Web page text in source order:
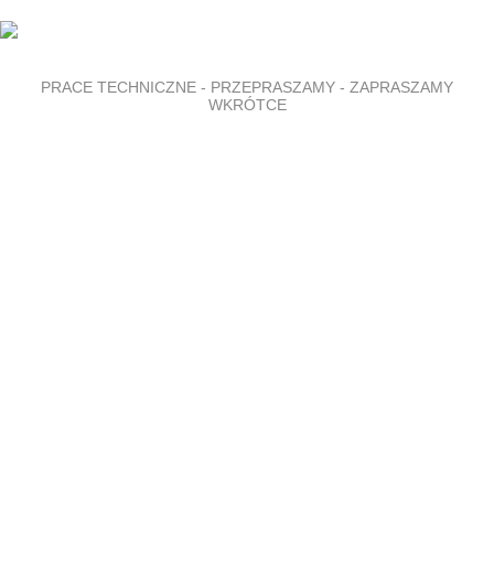
PRACE TECHNICZNE - PRZEPRASZAMY - ZAPRASZAMY
WKRÓTCE